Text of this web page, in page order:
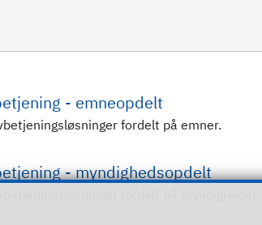
- emneopdelt
fordelt på emner.
- myndighedsopdelt